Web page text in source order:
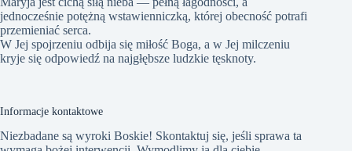
jednocześnie potężną wstawienniczką, której obecność potrafi
przemieniać serca.
W Jej spojrzeniu odbija się miłość Boga, a w Jej milczeniu
kryje się odpowiedź na najgłębsze ludzkie tęsknoty.
Informacje kontaktowe
Niezbadane są wyroki Boskie! Skontaktuj się, jeśli sprawa ta